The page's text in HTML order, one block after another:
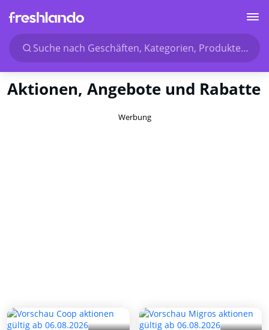
Suche nach Geschäften, Kategorien, Produkten...
Aktionen, Angebote und Rabatte
Werbung